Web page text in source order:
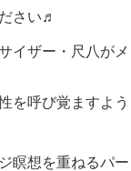
さい♬
イザー・尺八がメ
を呼び覚ますよう
瞑想を重ねるパー